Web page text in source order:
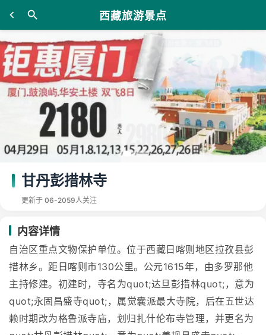
西藏旅游景点
甘丹彭措林寺
更新于 06-2059人关注
内容详情
自治区重点文物保护单位。位于西藏日喀则地区拉孜县彭
措林乡。距日喀则市130公里。公元1615年，由多罗那他
主持修建。初建时，寺名为quot;达旦彭措林quot;，意为
quot;永固昌盛寺quot;，属觉囊派最大寺院，后在五世达
赖时期改为格鲁派寺庙，划归扎什伦布寺管理，并更名为